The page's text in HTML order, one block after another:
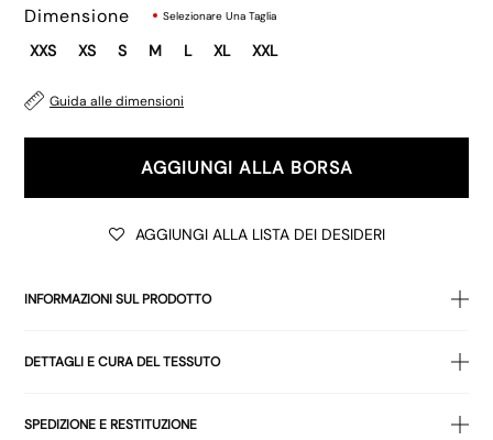
Dimensione Selezionare Una Taglia
XXS XS S M L XL XXL
Guida alle dimensioni
AGGIUNGI ALLA BORSA
AGGIUNGI ALLA LISTA DEI DESIDERI
INFORMAZIONI SUL PRODOTTO
paillettes in rete, ha una vestibilità aderente con scollo a
Roomy, il nostro modello di jeans più venduto.
DETTAGLI E CURA DEL TESSUTO
SPEDIZIONE E RESTITUZIONE